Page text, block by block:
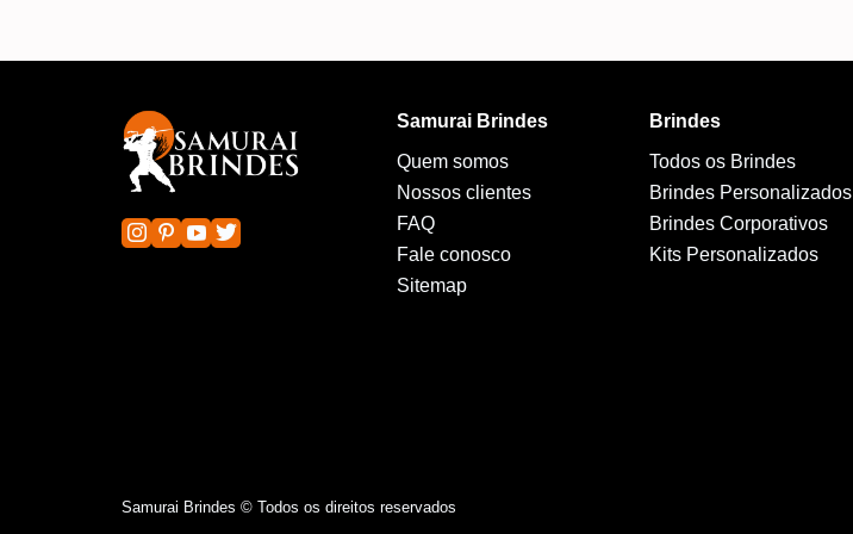
Samurai Brindes
Quem somos
Nossos clientes
FAQ
Fale conosco
Sitemap
Brindes
Todos os Brindes
Brindes Personalizados
Brindes Corporativos
Kits Personalizados
Samurai Brindes © Todos os direitos reservados